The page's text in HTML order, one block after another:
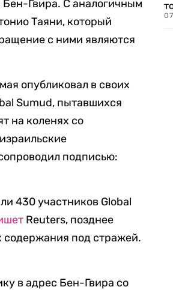
Гвира. С аналогичным
Таяни, который
с ними являются
опубликовал в своих
Sumud, пытавшихся
на коленях со
подписью:
430 участников Global
Reuters, позднее
содержания под стражей.
в адрес Бен-Гвира со